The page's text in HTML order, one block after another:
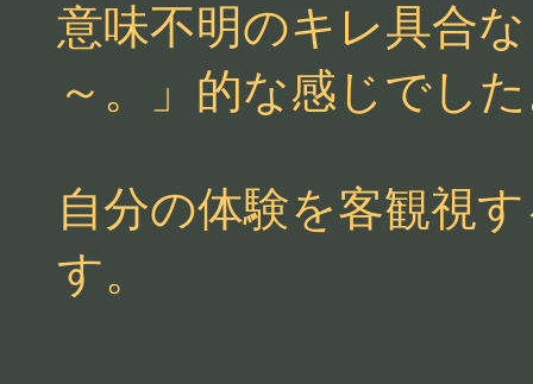
意味不明のキレ具合
～。」的な感じでし
自分の体験を客観視
す。